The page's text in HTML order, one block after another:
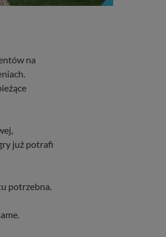
na
już potrafi
potrzebna.